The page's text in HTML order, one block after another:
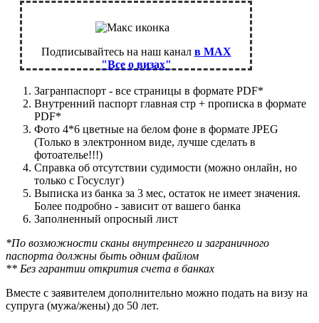
Подписывайтесь на наш канал в MAX
"Все о визах"
Загранпаспорт - все страницы в формате PDF*
Внутренний паспорт главная стр + прописка в формате
PDF*
Фото 4*6 цветные на белом фоне в формате JPEG
(Только в электронном виде, лучше сделать в
фотоателье!!!)
Справка об отсутствии судимости (можно онлайн, но
только с Госуслуг)
Выписка из банка за 3 мес, остаток не имеет значения.
Более подробно - зависит от вашего банка
Заполненный опросный лист
*По возможности сканы внутреннего и заграничного
паспорта должны быть одним файлом
** Без гарантии открития счета в банках
Вместе с заявителем дополнительно можно подать на визу на
супруга (мужа/жены) до 50 лет.